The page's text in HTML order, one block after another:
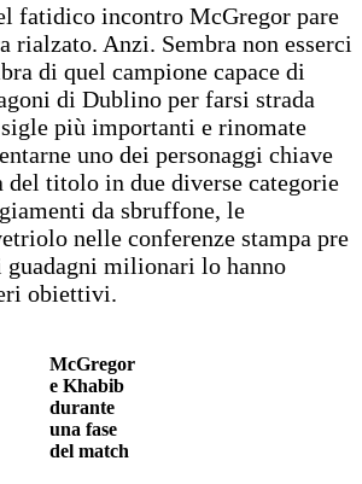
fatidico incontro McGregor pare
rialzato. Anzi. Sembra non esserci
di quel campione capace di
di Dublino per farsi strada
più importanti e rinomate
uno dei personaggi chiave
del titolo in due diverse categorie
da sbruffone, le
nelle conferenze stampa pre
guadagni milionari lo hanno
obiettivi.
McGregor
e Khabib
durante
una fase
del match